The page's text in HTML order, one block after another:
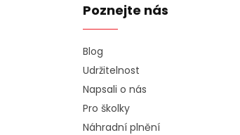
Poznejte nás
Blog
Udržitelnost
Napsali o nás
Pro školky
Náhradní plnění